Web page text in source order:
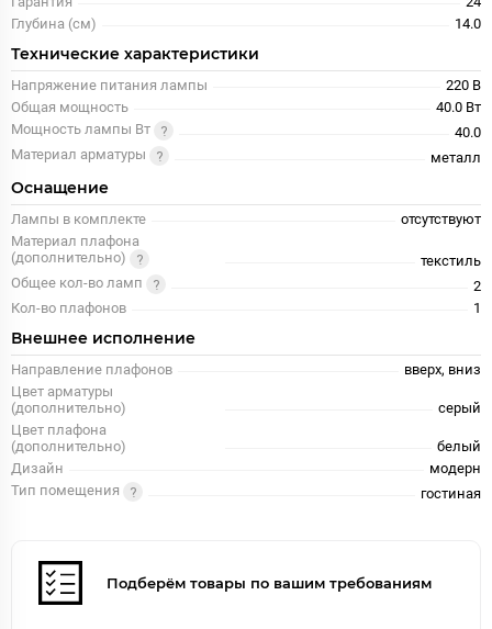
Глубина (см)
14.0
Технические характеристики
Напряжение питания лампы
220 В
Общая мощность
40.0 Вт
Мощность лампы Вт
40.0
Материал арматуры
металл
Оснащение
Лампы в комплекте
отсутствуют
Материал плафона
(дополнительно)
текстиль
Общее кол-во ламп
2
Кол-во плафонов
1
Внешнее исполнение
Направление плафонов
вверх, вниз
Цвет арматуры
(дополнительно)
серый
Цвет плафона
(дополнительно)
белый
Дизайн
модерн
Тип помещения
гостиная
Подберём товары по вашим требованиям